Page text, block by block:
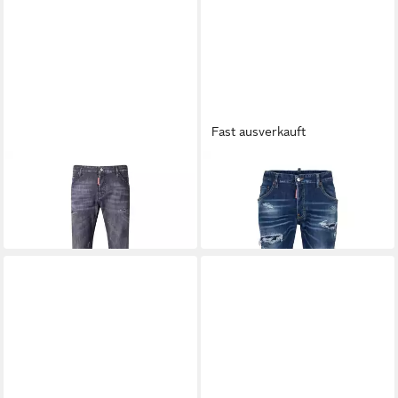
DSQUARED2
Slim-fit-Jeans
UVP489,00 €
Fast ausverkauft
DSQUARED2
5-Pocket-Jeans Skater Jean
251,90 € UVP 599,90 €